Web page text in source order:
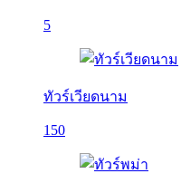
5
ทัวร์เวียดนาม
150